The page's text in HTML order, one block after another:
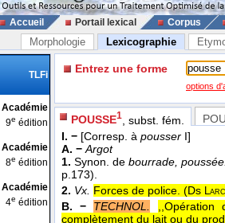
Accueil Portail lexical Corpus
Morphologie Lexicographie
TLFi
Académie
9e édition
Académie
8e édition
Académie
4e édition
Entrez une forme
options
POUSSE1 , subst. fém.
I. − [Corresp. à pousser I]
A. − Argot
1. Synon. debourrade,
p.173).
2. Vx. Forces de police. (Ds
B. −
TECHNOL.
complètement du lait ou du